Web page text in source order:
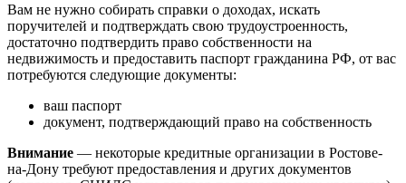
Вам не нужно собирать справки о доходах, искать
поручителей и подтверждать свою трудоустроенность,
достаточно подтвердить право собственности на
недвижимость и предоставить паспорт гражданина РФ, от вас
потребуются следующие документы:
ваш паспорт
документ, подтверждающий право на собственность
Внимание — некоторые кредитные организации в Ростове-
на-Дону требуют предоставления и других документов